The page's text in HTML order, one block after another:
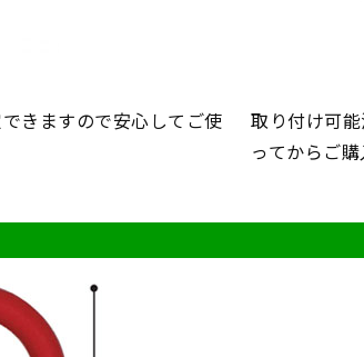
きますので安心してご使
取り付け可
ってからご